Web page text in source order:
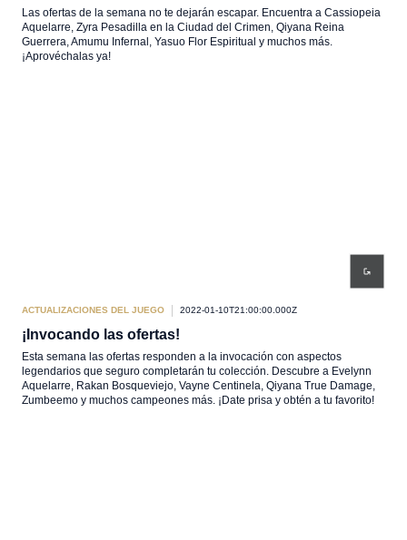
Las ofertas de la semana no te dejarán escapar. Encuentra a Cassiopeia
Aquelarre, Zyra Pesadilla en la Ciudad del Crimen, Qiyana Reina
Guerrera, Amumu Infernal, Yasuo Flor Espiritual y muchos más.
¡Aprovéchalas ya!
ACTUALIZACIONES DEL JUEGO 2022-01-10T21:00:00.000Z
¡Invocando las ofertas!
Esta semana las ofertas responden a la invocación con aspectos
legendarios que seguro completarán tu colección. Descubre a Evelynn
Aquelarre, Rakan Bosqueviejo, Vayne Centinela, Qiyana True Damage,
Zumbeemo y muchos campeones más. ¡Date prisa y obtén a tu favorito!